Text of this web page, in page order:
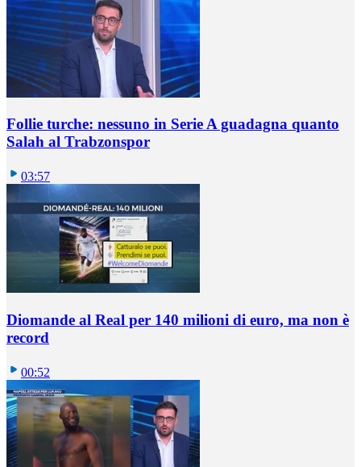
Follie turche: nessuno in Serie A guadagna quanto
Salah al Trabzonspor
03:57
Diomande al Real per 140 milioni di euro, ma non è
record
00:52